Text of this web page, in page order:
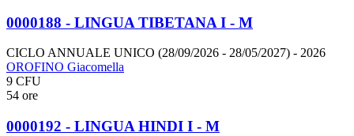
0000188 - LINGUA TIBETANA I - M
CICLO ANNUALE UNICO (28/09/2026 - 28/05/2027) - 2026
OROFINO Giacomella
9 CFU
54 ore
0000192 - LINGUA HINDI I - M